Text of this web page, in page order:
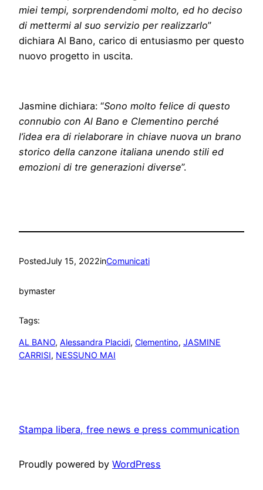
miei tempi, sorprendendomi molto, ed ho deciso
di mettermi al suo servizio per realizzarlo”
dichiara Al Bano, carico di entusiasmo per questo
nuovo progetto in uscita.
Jasmine dichiara: “Sono molto felice di questo
connubio con Al Bano e Clementino perché
l’idea era di rielaborare in chiave nuova un brano
storico della canzone italiana unendo stili ed
emozioni di tre generazioni diverse”.
PostedJuly 15, 2022inComunicati
bymaster
Tags:
AL BANO, Alessandra Placidi, Clementino, JASMINE
CARRISI, NESSUNO MAI
Stampa libera, free news e press communication
Proudly powered by WordPress